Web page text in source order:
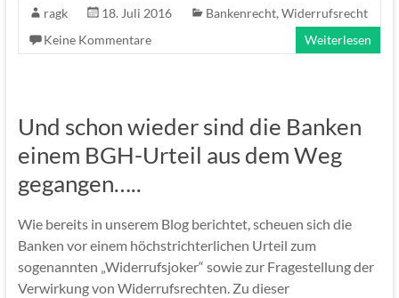
ragk 18. Juli 2016 Bankenrecht, Widerrufsrecht
Keine Kommentare
Weiterlesen
Und schon wieder sind die Banken
einem BGH-Urteil aus dem Weg
gegangen…..
Wie bereits in unserem Blog berichtet, scheuen sich die
Banken vor einem höchstrichterlichen Urteil zum
sogenannten „Widerrufsjoker“ sowie zur Fragestellung der
Verwirkung von Widerrufsrechten. Zu dieser